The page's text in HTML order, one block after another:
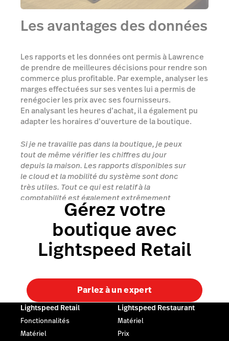
Les avantages des données
Les rapports et les données ont permis à Lawrence
de prendre de meilleures décisions pour rendre son
commerce plus profitable. Par exemple, analyser les
marges effectuées sur ses ventes lui a permis de
renégocier les prix avec ses fournisseurs.
En analysant les heures d’achat, il a également pu
adapter les horaires d’ouverture de la boutique.
Si je ne travaille pas dans la boutique, je peux
tout de même vérifier les chiffres du jour
depuis la maison. Les rapports disponibles sur
le cloud et la mobilité du système sont donc
très utiles. Tout ce qui est relatif à la
comptabilité est également extrêmement
rapide. Je peux tout envoyer à mon comptable
en seulement quelques clics.
Lawrence Louis-Charles
Gérez votre
boutique avec
Lightspeed Retail
Parlez à un expert
Lightspeed Retail
Fonctionnalités
Matériel
Lightspeed Restaurant
Matériel
Prix